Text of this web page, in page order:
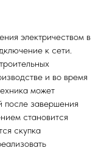
электричеством в
к сети.
и во время
может
после завершения
становится
скупка